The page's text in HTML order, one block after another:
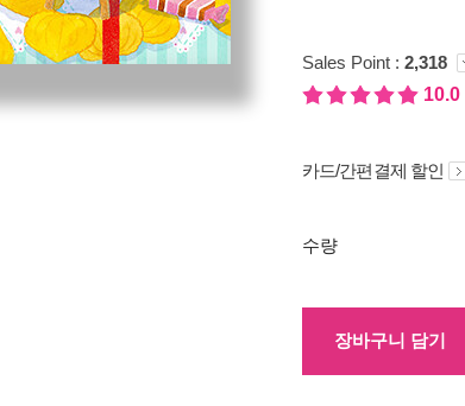
Sales Point : 2,318
10.0
카드/간편결제 할인
수량
장바구니 담기